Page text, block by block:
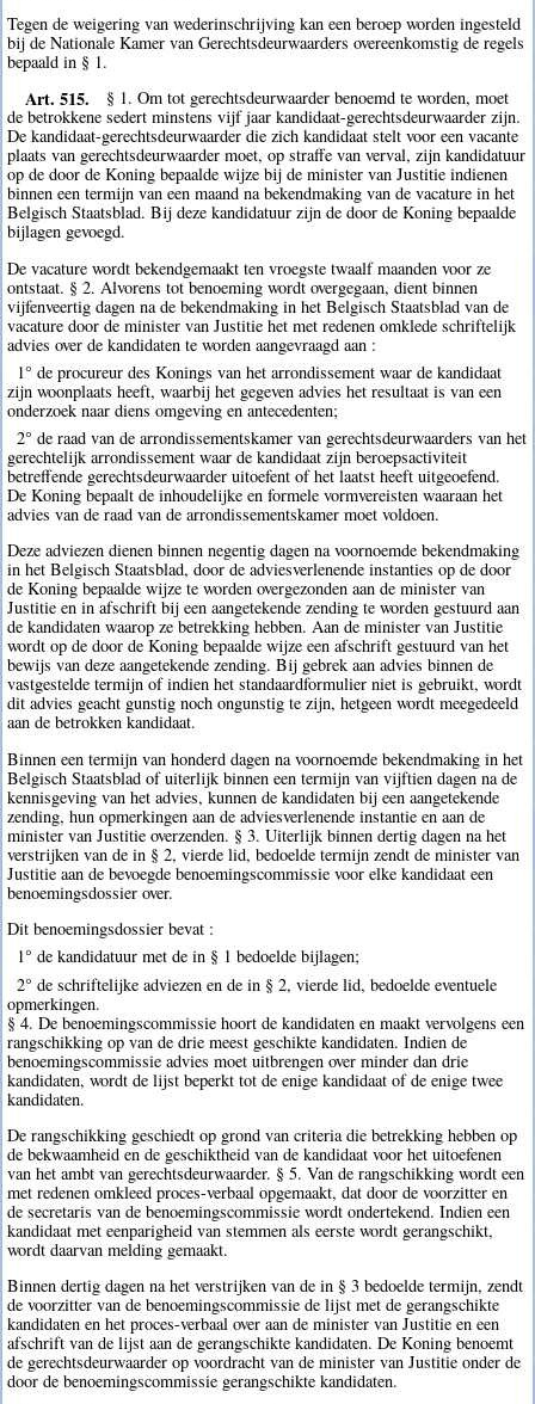
Tegen de weigering van wederinschrijving kan een beroep worden ingesteld
bij de Nationale Kamer van Gerechtsdeurwaarders overeenkomstig de regels
bepaald in § 1.
Art. 515.
§ 1. Om tot gerechtsdeurwaarder benoemd te worden, moet
de betrokkene sedert minstens vijf jaar kandidaat-gerechtsdeurwaarder zijn.
De kandidaat-gerechtsdeurwaarder die zich kandidaat stelt voor een vacante
plaats van gerechtsdeurwaarder moet, op straffe van verval, zijn kandidatuur
op de door de Koning bepaalde wijze bij de minister van Justitie indienen
binnen een termijn van een maand na bekendmaking van de vacature in het
Belgisch Staatsblad. Bij deze kandidatuur zijn de door de Koning bepaalde
bijlagen gevoegd.
De vacature wordt bekendgemaakt ten vroegste twaalf maanden voor ze
ontstaat. § 2. Alvorens tot benoeming wordt overgegaan, dient binnen
vijfenveertig dagen na de bekendmaking in het Belgisch Staatsblad van de
vacature door de minister van Justitie het met redenen omklede schriftelijk
advies over de kandidaten te worden aangevraagd aan :
1° de procureur des Konings van het arrondissement waar de kandidaat
zijn woonplaats heeft, waarbij het gegeven advies het resultaat is van een
onderzoek naar diens omgeving en antecedenten;
2° de raad van de arrondissementskamer van gerechtsdeurwaarders van het
gerechtelijk arrondissement waar de kandidaat zijn beroepsactiviteit
betreffende gerechtsdeurwaarder uitoefent of het laatst heeft uitgeoefend.
De Koning bepaalt de inhoudelijke en formele vormvereisten waaraan het
advies van de raad van de arrondissementskamer moet voldoen.
Deze adviezen dienen binnen negentig dagen na voornoemde bekendmaking
in het Belgisch Staatsblad, door de adviesverlenende instanties op de door
de Koning bepaalde wijze te worden overgezonden aan de minister van
Justitie en in afschrift bij een aangetekende zending te worden gestuurd aan
de kandidaten waarop ze betrekking hebben. Aan de minister van Justitie
wordt op de door de Koning bepaalde wijze een afschrift gestuurd van het
bewijs van deze aangetekende zending. Bij gebrek aan advies binnen de
vastgestelde termijn of indien het standaardformulier niet is gebruikt, wordt
dit advies geacht gunstig noch ongunstig te zijn, hetgeen wordt meegedeeld
aan de betrokken kandidaat.
Binnen een termijn van honderd dagen na voornoemde bekendmaking in het
Belgisch Staatsblad of uiterlijk binnen een termijn van vijftien dagen na de
kennisgeving van het advies, kunnen de kandidaten bij een aangetekende
zending, hun opmerkingen aan de adviesverlenende instantie en aan de
minister van Justitie overzenden. § 3. Uiterlijk binnen dertig dagen na het
verstrijken van de in § 2, vierde lid, bedoelde termijn zendt de minister van
Justitie aan de bevoegde benoemingscommissie voor elke kandidaat een
benoemingsdossier over.
Dit benoemingsdossier bevat :
1° de kandidatuur met de in § 1 bedoelde bijlagen;
2° de schriftelijke adviezen en de in § 2, vierde lid, bedoelde eventuele
opmerkingen.
§ 4. De benoemingscommissie hoort de kandidaten en maakt vervolgens een
rangschikking op van de drie meest geschikte kandidaten. Indien de
benoemingscommissie advies moet uitbrengen over minder dan drie
kandidaten, wordt de lijst beperkt tot de enige kandidaat of de enige twee
kandidaten.
De rangschikking geschiedt op grond van criteria die betrekking hebben op
de bekwaamheid en de geschiktheid van de kandidaat voor het uitoefenen
van het ambt van gerechtsdeurwaarder. § 5. Van de rangschikking wordt een
met redenen omkleed proces-verbaal opgemaakt, dat door de voorzitter en
de secretaris van de benoemingscommissie wordt ondertekend. Indien een
kandidaat met eenparigheid van stemmen als eerste wordt gerangschikt,
wordt daarvan melding gemaakt.
Binnen dertig dagen na het verstrijken van de in § 3 bedoelde termijn, zendt
de voorzitter van de benoemingscommissie de lijst met de gerangschikte
kandidaten en het proces-verbaal over aan de minister van Justitie en een
afschrift van de lijst aan de gerangschikte kandidaten. De Koning benoemt
de gerechtsdeurwaarder op voordracht van de minister van Justitie onder de
door de benoemingscommissie gerangschikte kandidaten.